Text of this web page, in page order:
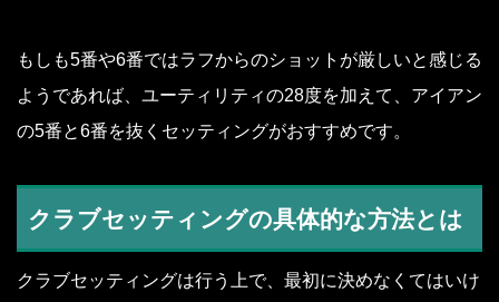
もしも5番や6番ではラフからのショットが厳しいと感じる
ようであれば、ユーティリティの28度を加えて、アイアン
の5番と6番を抜くセッティングがおすすめです。
クラブセッティングの具体的な方法とは
クラブセッティングは行う上で、最初に決めなくてはいけ